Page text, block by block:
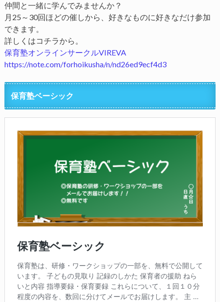
仲間と一緒に学んでみませんか？
月25～30回ほどの催しから、好きなものに好きなだけ参加
できます。
詳しくはコチラから。
保育塾オンラインサークルVIREVA
https://note.com/forhoikusha/n/nd26ed9ecf4d3
保育塾ベーシック